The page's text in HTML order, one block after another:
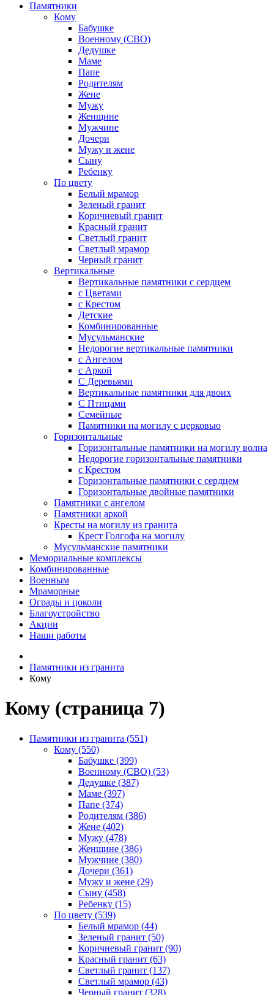
Памятники
Кому
Бабушке
Военному (СВО)
Дедушке
Маме
Папе
Родителям
Жене
Мужу
Женщине
Мужчине
Дочери
Мужу и жене
Сыну
Ребенку
По цвету
Белый мрамор
Зеленый гранит
Коричневый гранит
Красный гранит
Светлый гранит
Светлый мрамор
Черный гранит
Вертикальные
Вертикальные памятники с сердцем
с Цветами
c Крестом
Детские
Комбинированные
Мусульманские
Недорогие вертикальные памятники
с Ангелом
с Аркой
С Деревьями
Вертикальные памятники для двоих
С Птицами
Семейные
Памятники на могилу с церковью
Горизонтальные
Горизонтальные памятники на могилу волна
Недорогие горизонтальные памятники
с Крестом
Горизонтальные памятники с сердцем
Горизонтальные двойные памятники
Памятники с ангелом
Памятники аркой
Кресты на могилу из гранита
Крест Голгофа на могилу
Мусульманские памятники
Мемориальные комплексы
Комбинированные
Военным
Мраморные
Ограды и цоколи
Благоустройство
Акции
Наши работы
Памятники из гранита
Кому
Кому (страница 7)
Памятники из гранита (551)
Кому (550)
Бабушке (399)
Военному (СВО) (53)
Дедушке (387)
Маме (397)
Папе (374)
Родителям (386)
Жене (402)
Мужу (478)
Женщине (386)
Мужчине (380)
Дочери (361)
Мужу и жене (29)
Сыну (458)
Ребенку (15)
По цвету (539)
Белый мрамор (44)
Зеленый гранит (50)
Коричневый гранит (90)
Красный гранит (63)
Светлый гранит (137)
Светлый мрамор (43)
Черный гранит (328)